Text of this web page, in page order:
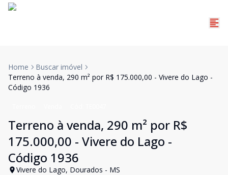
Home
Buscar imóvel
Terreno à venda, 290 m² por R$ 175.000,00 - Vivere do Lago -
Código 1936
Terreno à venda, 290 m² por R$
175.000,00 - Vivere do Lago -
Código 1936
Vivere do Lago, Dourados - MS